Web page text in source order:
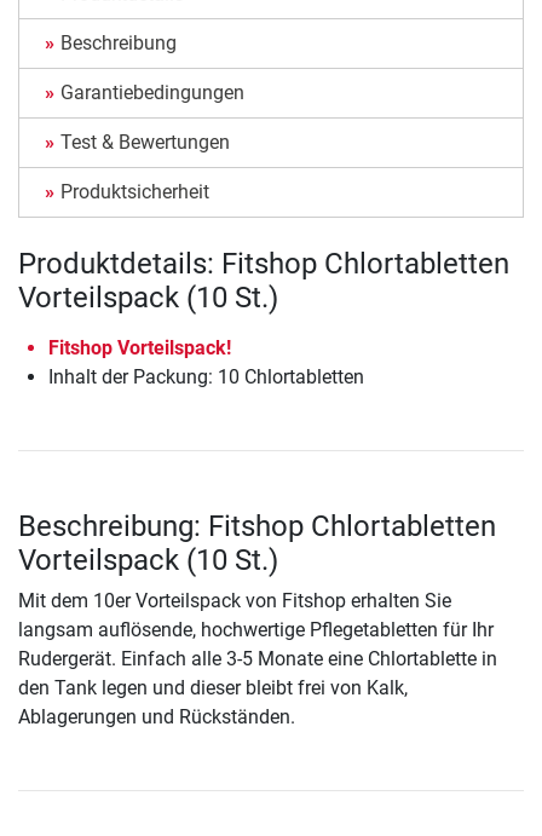
Beschreibung
Garantiebedingungen
Test & Bewertungen
Produktsicherheit
Produktdetails: Fitshop Chlortabletten
Vorteilspack (10 St.)
Fitshop Vorteilspack!
Inhalt der Packung: 10 Chlortabletten
Beschreibung: Fitshop Chlortabletten
Vorteilspack (10 St.)
Mit dem 10er Vorteilspack von Fitshop erhalten Sie
langsam auflösende, hochwertige Pflegetabletten für Ihr
Rudergerät. Einfach alle 3-5 Monate eine Chlortablette in
den Tank legen und dieser bleibt frei von Kalk,
Ablagerungen und Rückständen.